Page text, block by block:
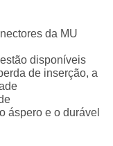
da MU
disponíveis
de inserção, a
áspero e o durável